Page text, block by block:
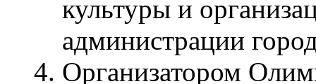
культуры и
администрации
Организатором